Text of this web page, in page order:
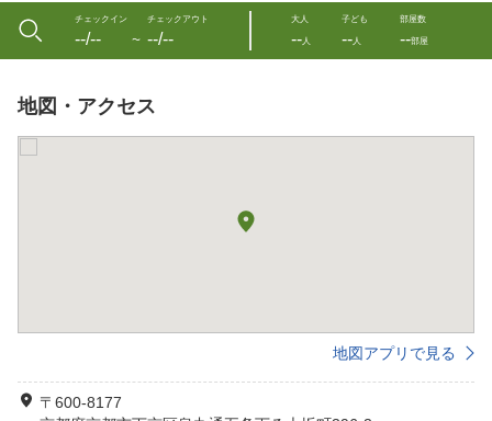
チェックイン
--/-- 〜
チェックアウト
--/--
大人
--人
子ども
--人
部屋数
--部屋
地図・アクセス
地図アプリで見る
〒600-8177